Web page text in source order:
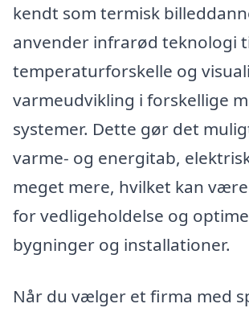
kendt som termisk
anvender infrarød teknologi
temperaturforskelle og
varmeudvikling i forskellige
systemer. Dette gør det
varme- og energitab,
meget mere, hvilket kan
for vedligeholdelse og
bygninger og installationer.
Når du vælger et firma med